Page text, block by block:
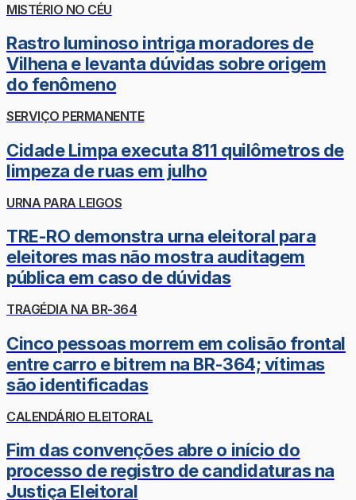
MISTÉRIO NO CÉU
Rastro luminoso intriga moradores de
Vilhena e levanta dúvidas sobre origem
do fenômeno
SERVIÇO PERMANENTE
Cidade Limpa executa 811 quilômetros de
limpeza de ruas em julho
URNA PARA LEIGOS
TRE-RO demonstra urna eleitoral para
eleitores mas não mostra auditagem
pública em caso de dúvidas
TRAGÉDIA NA BR-364
Cinco pessoas morrem em colisão frontal
entre carro e bitrem na BR-364; vítimas
são identificadas
CALENDÁRIO ELEITORAL
Fim das convenções abre o início do
processo de registro de candidaturas na
Justiça Eleitoral